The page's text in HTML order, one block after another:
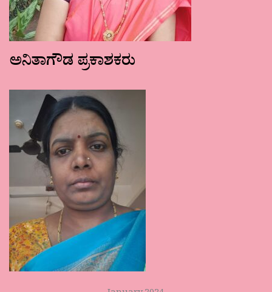
ಅನಿತಾಗೌಡ ಪ್ರಕಾಶಕರು